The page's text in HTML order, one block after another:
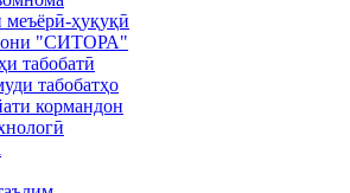
меъёрӣ-ҳуқуқӣ
"СИТОРА"
табобатӣ
табобатҳо
кормандон